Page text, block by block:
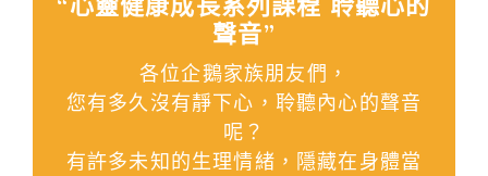
聲音”
各位企鵝家族朋友們，
您有多久沒有靜下心，聆聽內心的聲音
呢？
有許多未知的生理情緒，隱藏在身體當